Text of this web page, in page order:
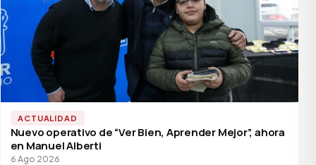
ACTUALIDAD
Nuevo operativo de “Ver Bien, Aprender Mejor”, ahora
en Manuel Alberti
6 Ago 2026